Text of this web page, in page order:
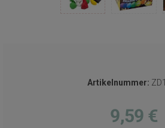
Artikelnummer:
9,59 €